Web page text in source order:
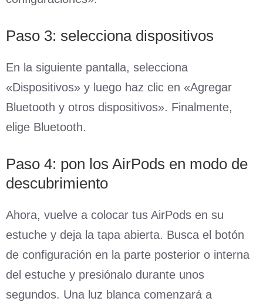
Paso 3: selecciona dispositivos
En la siguiente pantalla, selecciona
«Dispositivos» y luego haz clic en «Agregar
Bluetooth y otros dispositivos». Finalmente,
elige Bluetooth.
Paso 4: pon los AirPods en modo de
descubrimiento
Ahora, vuelve a colocar tus AirPods en su
estuche y deja la tapa abierta. Busca el botón
de configuración en la parte posterior o interna
del estuche y presiónalo durante unos
segundos. Una luz blanca comenzará a